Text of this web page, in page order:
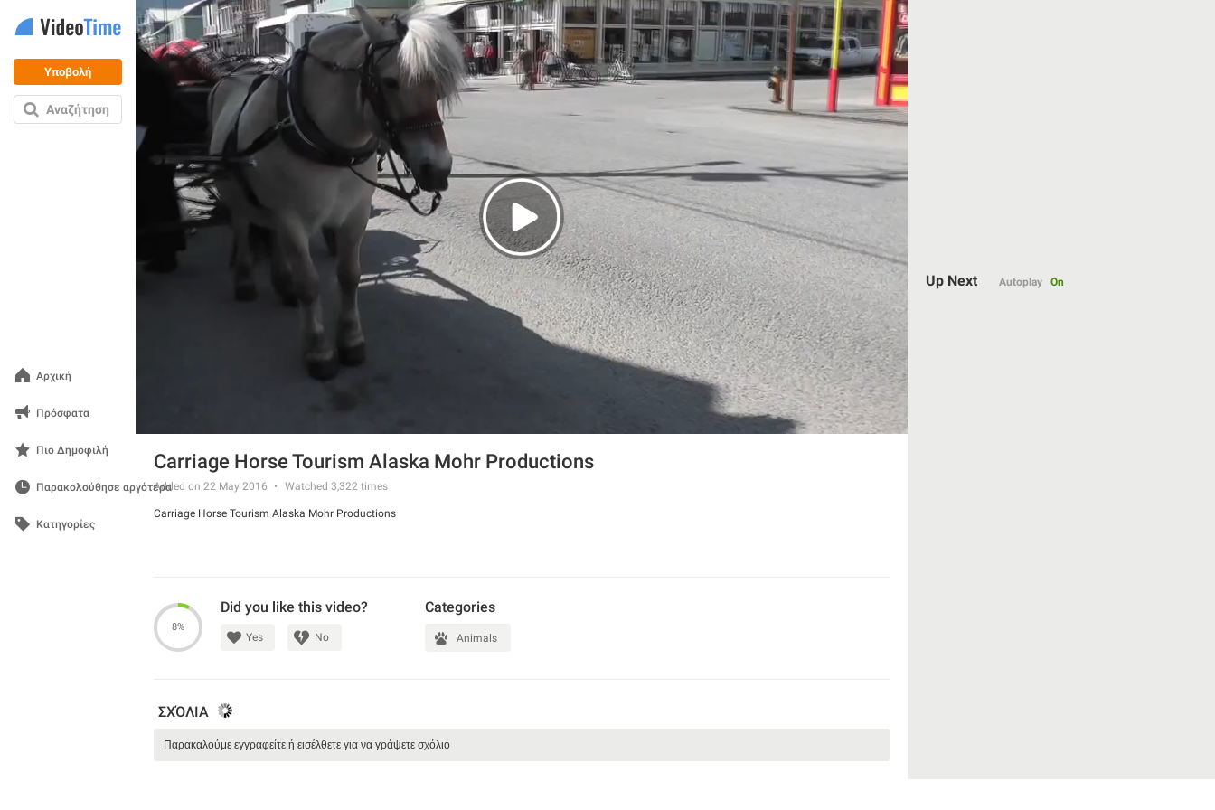
Υποβολή
Αναζήτηση
Αρχική
Πρόσφατα
Πιο Δημοφιλή
Παρακολούθησε αργότερα
Κατηγορίες
144p
Carriage Horse Tourism Alaska Mohr Productions
Added on 22 May 2016 Watched 3,322 times
Carriage Horse Tourism Alaska Mohr Productions
8%
Did you like this video?
Yes No
Categories
Animals
ΣΧΌΛΙΑ
Up Next Autoplay On